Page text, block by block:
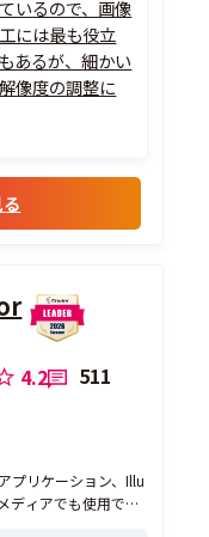
いるので、画像
には最も役立
あるが、細かい
像度の調整に
4.2 511
プリケーション、Illu
ディアでも使用でき